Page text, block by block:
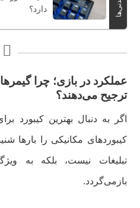
دارد؟
عملکرد در بازی؛ چرا گیمرها
ترجیح می‌دهند؟
اگر به دنبال بهترین کیبورد
کیبوردهای مکانیکی را بارها
تبلیغات نیست، بلکه به
بازمی‌گردد.